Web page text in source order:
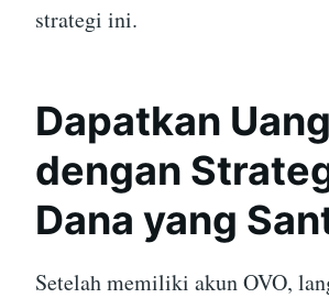
strategi ini.
Dapatkan
dengan
Dana yang
Setelah memiliki akun OVO,